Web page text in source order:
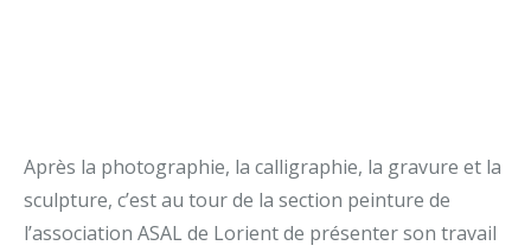
Après la photographie, la calligraphie, la gravure et la
sculpture, c’est au tour de la section peinture de
l’association ASAL de Lorient de présenter son travail